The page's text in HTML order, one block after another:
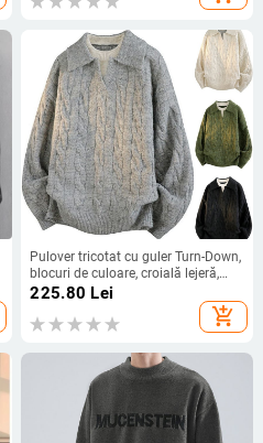
Pulover tricotat cu guler Turn-Down,
blocuri de culoare, croială lejeră,
mâneci lungi, casual de iarnă
225.80 Lei
add_shopping_cart